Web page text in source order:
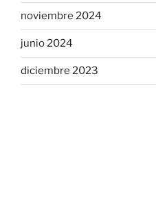
noviembre 2024
junio 2024
diciembre 2023